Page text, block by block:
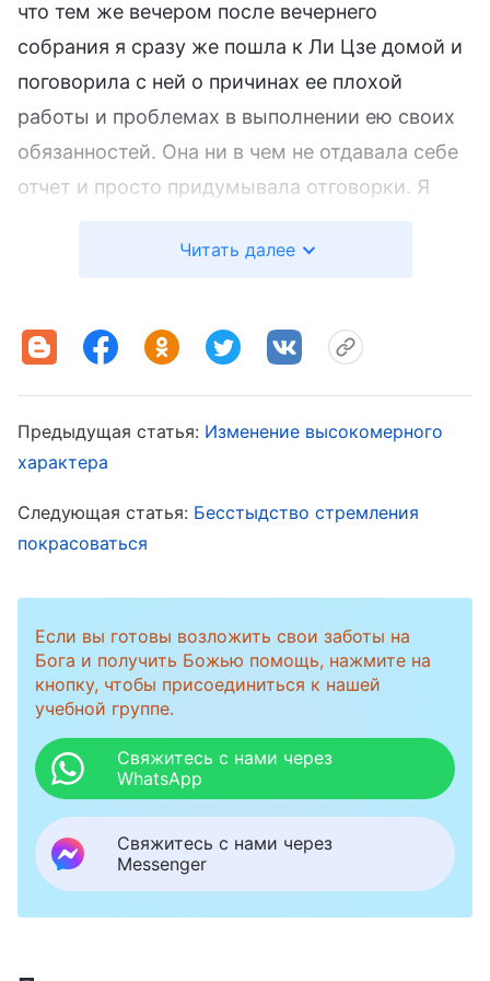
что тем же вечером после вечернего
собрания я сразу же пошла к Ли Цзе домой и
поговорила с ней о причинах ее плохой
работы и проблемах в выполнении ею своих
обязанностей. Она ни в чем не отдавала себе
отчет и просто придумывала отговорки. Я
этого я провела с ней еще много бесед, чтобы
работать лучше она так и не начала. Я стала
сильно переживать по этому поводу. В
скором времени одна из лидеров написала
мне несколько писем, справляясь об
изменении долга Ли Цзе. Я выкрутилась,
сказав, что пока не нашла хорошей замены.
Ли Цзе отказывалась прислушиваться к
небезопасный контакт с одной сестрой, за
которой могла наблюдать полиция. У меня не
было другого выбора, кроме как отстранить
ее от исполнения долга.
Позже церковь поставила меня во главе
Цзе. Она, несчастная, сидела дома, и у нее не
было обязанности, которую она могла бы
выполнять. Евангельская работа сильно
Читать далее
Предыдущая статья: Изменение высокомерного
характера
Следующая статья: Бесстыдство стремления
покрасоваться
Если вы готовы возложить свои заботы на
Бога и получить Божью помощь, нажмите на
кнопку, чтобы присоединиться к нашей
учебной группе.
Свяжитесь с нами через
WhatsApp
Свяжитесь с нами через
Messenger